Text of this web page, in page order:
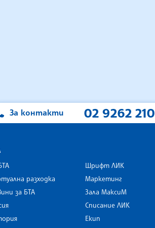
За контакти 02 9262 210
разходка
за БТА
Шрифт ЛИК
Маркетинг
Зала МаксиМ
Списание ЛИК
Екип